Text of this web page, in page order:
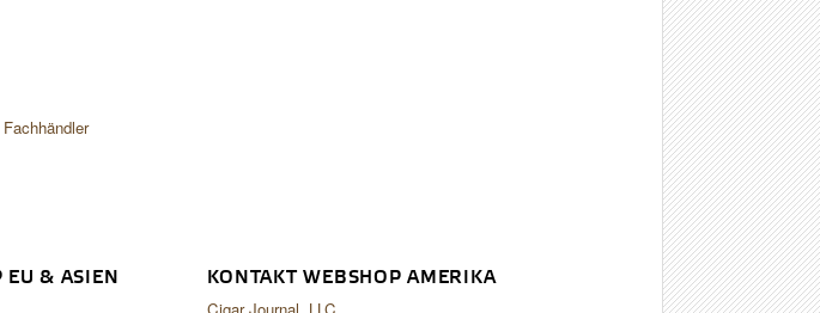
EU & ASIEN KONTAKT WEBSHOP AMERIKA